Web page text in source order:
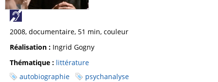
2008, documentaire, 51 min, couleur
Réalisation : Ingrid Gogny
Thématique : littérature
autobiographie
psychanalyse